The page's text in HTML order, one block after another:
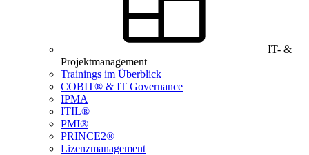
IT- &
Projektmanagement
Trainings im Überblick
COBIT® & IT Governance
IPMA
ITIL®
PMI®
PRINCE2®
Lizenzmanagement